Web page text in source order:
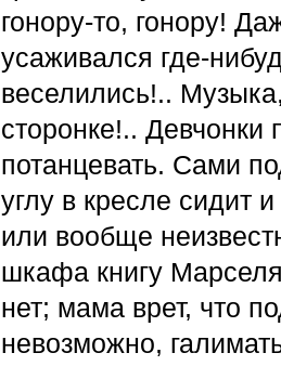
гонору-то, гонору!
усаживался где-
веселились!..
сторонке!.. Девчонки
потанцевать. Сами
углу в кресле сидит
или вообще
шкафа книгу
нет; мама врет, что
невозможно,